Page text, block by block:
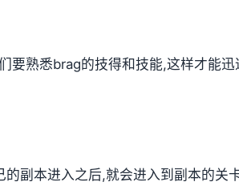
熟悉brag的技得和技能,这样才能
副本进入之后,就会进入到副本的关